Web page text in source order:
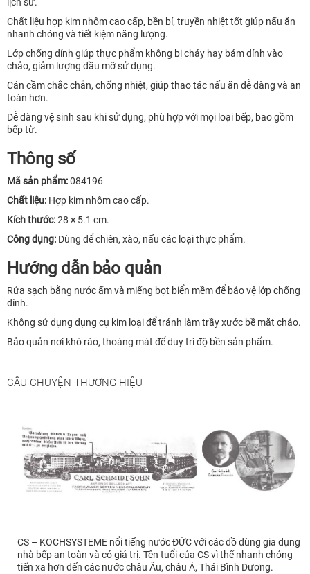
Chất liệu hợp kim nhôm cao cấp, bền bỉ, truyền nhiệt tốt giúp nấu ăn
nhanh chóng và tiết kiệm năng lượng.
Lớp chống dính giúp thực phẩm không bị cháy hay bám dính vào
chảo, giảm lượng dầu mỡ sử dụng.
Cán cầm chắc chắn, chống nhiệt, giúp thao tác nấu ăn dễ dàng và an
toàn hơn.
Dễ dàng vệ sinh sau khi sử dụng, phù hợp với mọi loại bếp, bao gồm
bếp từ.
Thông số
Mã sản phẩm:084196
Chất liệu: Hợp kim nhôm cao cấp.
Kích thước:28 × 5.1 cm.
Công dụng: Dùng để chiên, xào, nấu các loại thực phẩm.
Hướng dẫn bảo quản
Rửa sạch bằng nước ấm và miếng bọt biển mềm để bảo vệ lớp chống
dính.
Không sử dụng dụng cụ kim loại để tránh làm trầy xước bề mặt chảo.
Bảo quản nơi khô ráo, thoáng mát để duy trì độ bền sản phẩm.
CÂU CHUYỆN THƯƠNG HIỆU
CS – KOCHSYSTEME nổi tiếng nước ĐỨC với các đồ dùng gia dụng
nhà bếp an toàn và có giá trị. Tên tuổi của CS vì thế nhanh chóng
tiến xa hơn đến các nước châu Âu, châu Á, Thái Bình Dương.